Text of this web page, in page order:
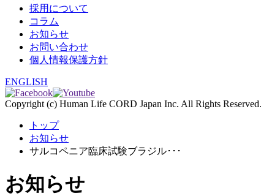
採用について
コラム
お知らせ
お問い合わせ
個人情報保護方針
ENGLISH
Copyright (c) Human Life CORD Japan Inc. All Rights Reserved.
トップ
お知らせ
サルコペニア臨床試験ブラジル･･･
お知らせ